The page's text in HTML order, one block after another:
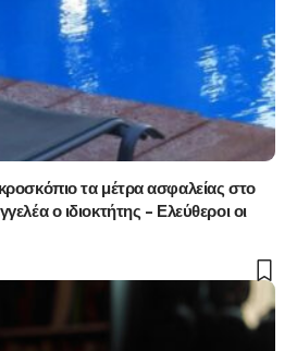
τα μέτρα ασφαλείας στο
ο ιδιοκτήτης – Ελεύθεροι οι